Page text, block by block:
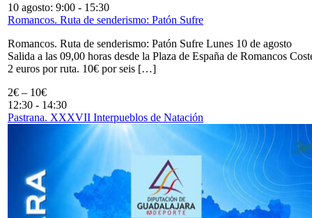
10 agosto: 9:00 - 15:30
Romancos. Ruta de senderismo: Patón Sufre
Romancos. Ruta de senderismo: Patón Sufre Lunes 10 de agosto
Salida a las 09,00 horas desde la Plaza de España de Romancos
2 euros por ruta. 10€ por seis […]
2€ – 10€
12:30 - 14:30
Pastrana. XXXVII Interpueblos de Natación